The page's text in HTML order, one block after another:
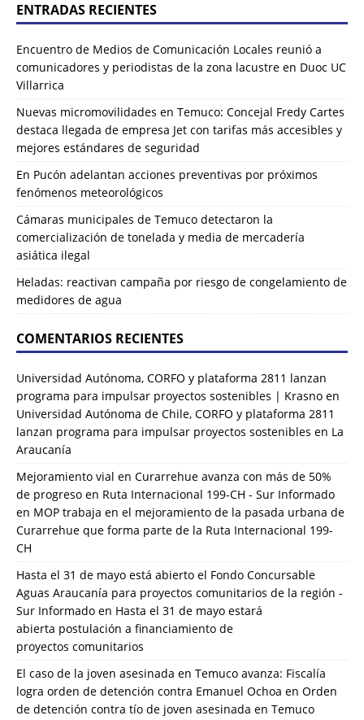
ENTRADAS RECIENTES
Encuentro de Medios de Comunicación Locales reunió a
comunicadores y periodistas de la zona lacustre en Duoc UC
Villarrica
Nuevas micromovilidades en Temuco: Concejal Fredy Cartes
destaca llegada de empresa Jet con tarifas más accesibles y
mejores estándares de seguridad
En Pucón adelantan acciones preventivas por próximos
fenómenos meteorológicos
Cámaras municipales de Temuco detectaron la
comercialización de tonelada y media de mercadería
asiática ilegal
Heladas: reactivan campaña por riesgo de congelamiento de
medidores de agua
COMENTARIOS RECIENTES
Universidad Autónoma, CORFO y plataforma 2811 lanzan
programa para impulsar proyectos sostenibles | Krasno en
Universidad Autónoma de Chile, CORFO y plataforma 2811
lanzan programa para impulsar proyectos sostenibles en La
Araucanía
Mejoramiento vial en Curarrehue avanza con más de 50%
de progreso en Ruta Internacional 199-CH - Sur Informado
en MOP trabaja en el mejoramiento de la pasada urbana de
Curarrehue que forma parte de la Ruta Internacional 199-
CH
Hasta el 31 de mayo está abierto el Fondo Concursable
Aguas Araucanía para proyectos comunitarios de la región -
Sur Informado en Hasta el 31 de mayo estará
abierta postulación a financiamiento de
proyectos comunitarios
El caso de la joven asesinada en Temuco avanza: Fiscalía
logra orden de detención contra Emanuel Ochoa en Orden
de detención contra tío de joven asesinada en Temuco